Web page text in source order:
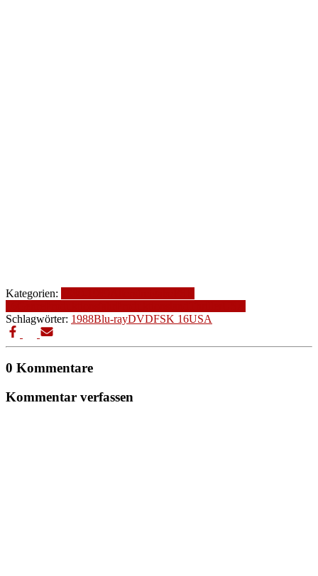
Kategorien:
Schlagwörter: 1988Blu-rayDVDFSK 16USA
0 Kommentare
Kommentar verfassen